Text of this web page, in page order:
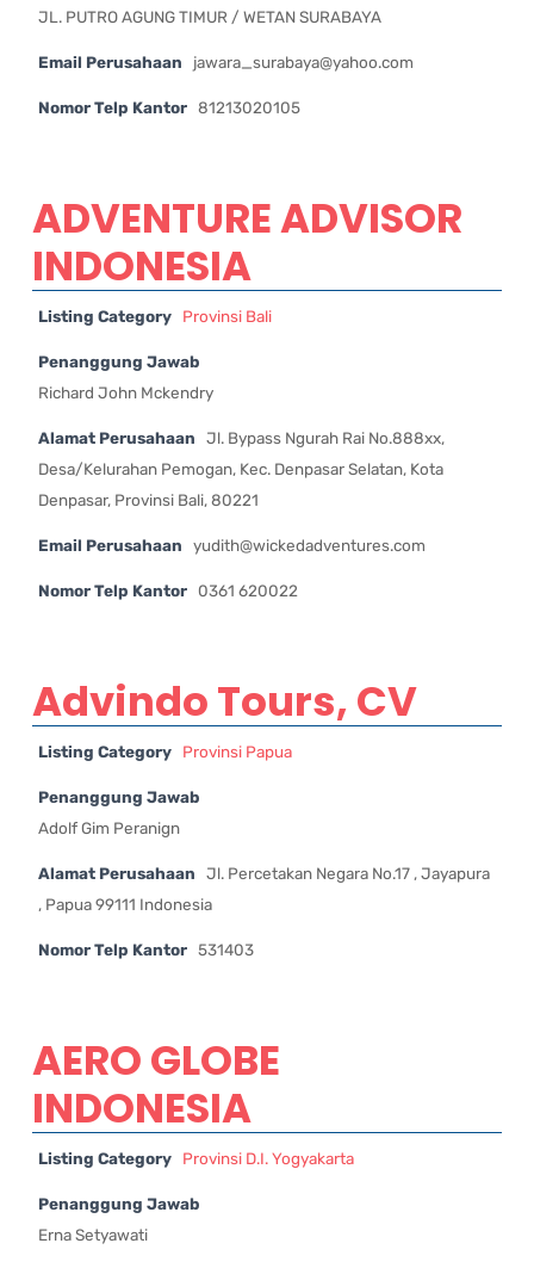
JL. PUTRO AGUNG TIMUR / WETAN SURABAYA
Email Perusahaan jawara_surabaya@yahoo.com
Nomor Telp Kantor 81213020105
ADVENTURE ADVISOR
INDONESIA
Listing Category Provinsi Bali
Penanggung Jawab
Richard John Mckendry
Alamat Perusahaan
Jl. Bypass Ngurah Rai No.888xx,
Desa/Kelurahan Pemogan, Kec. Denpasar Selatan, Kota
Denpasar, Provinsi Bali, 80221
Email Perusahaan yudith@wickedadventures.com
Nomor Telp Kantor 0361 620022
Advindo Tours, CV
Listing Category Provinsi Papua
Penanggung Jawab
Adolf Gim Peranign
Alamat Perusahaan
Jl. Percetakan Negara No.17 , Jayapura
, Papua 99111 Indonesia
Nomor Telp Kantor 531403
AERO GLOBE
INDONESIA
Listing Category Provinsi D.I. Yogyakarta
Penanggung Jawab
Erna Setyawati